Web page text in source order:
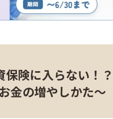
保険に入らない！
金の増やしかた～